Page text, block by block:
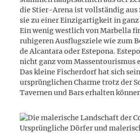
die Stier-Arena ist vollständig aus
sie zu einer Einzigartigkeit in ganz
Ein wenig westlich von Marbella
ruhigeren Ausflugsziele wie zum
de Alcantara oder Estepona.
nicht ganz vom Massentourismus
Das kleine Fischerdorf hat sich
ursprünglichen Charme trotz der
Tavernen und Bars erhalten
Ursprüngliche Dörfer und